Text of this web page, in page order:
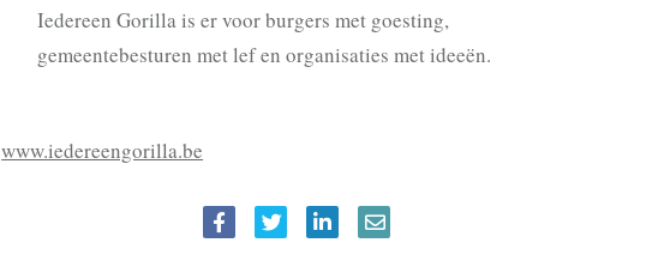
Iedereen Gorilla is er voor burgers met goesting,
gemeentebesturen met lef en organisaties met ideeën.
www.iedereengorilla.be